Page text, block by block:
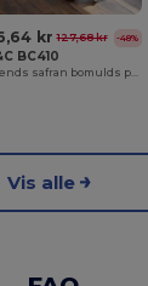
kr 127,68 kr -48%
BC410
Mænds safran bomulds poloshirt
Vis alle